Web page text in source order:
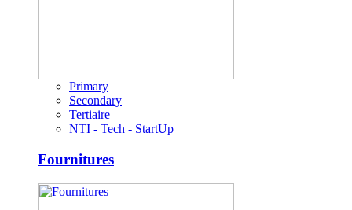
Primary
Secondary
Tertiaire
NTI - Tech - StartUp
Fournitures